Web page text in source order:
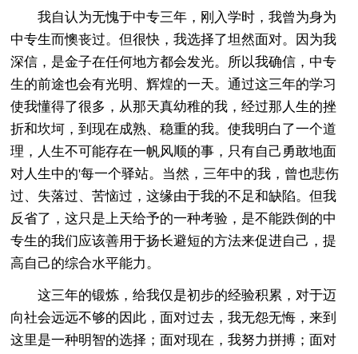
我自认为无愧于中专三年，刚入学时，我曾为身为
中专生而懊丧过。但很快，我选择了坦然面对。因为我
深信，是金子在任何地方都会发光。所以我确信，中专
生的前途也会有光明、辉煌的一天。通过这三年的学习
使我懂得了很多，从那天真幼稚的我，经过那人生的挫
折和坎坷，到现在成熟、稳重的我。使我明白了一个道
理，人生不可能存在一帆风顺的事，只有自己勇敢地面
对人生中的'每一个驿站。当然，三年中的我，曾也悲伤
过、失落过、苦恼过，这缘由于我的不足和缺陷。但我
反省了，这只是上天给予的一种考验，是不能跌倒的中
专生的我们应该善用于扬长避短的方法来促进自己，提
高自己的综合水平能力。
这三年的锻炼，给我仅是初步的经验积累，对于迈
向社会远远不够的因此，面对过去，我无怨无悔，来到
这里是一种明智的选择；面对现在，我努力拼搏；面对